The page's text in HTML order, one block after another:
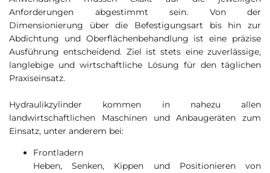
Anforderungen abgestimmt sein. Von der
Dimensionierung über die Befestigungsart bis hin zur
Abdichtung und Oberflächenbehandlung ist eine präzise
Ausführung entscheidend. Ziel ist stets eine zuverlässige,
langlebige und wirtschaftliche Lösung für den täglichen
Praxiseinsatz.
Hydraulikzylinder kommen in nahezu allen
landwirtschaftlichen Maschinen und Anbaugeräten zum
Einsatz, unter anderem bei:
Frontladern
Heben, Senken, Kippen und Positionieren von